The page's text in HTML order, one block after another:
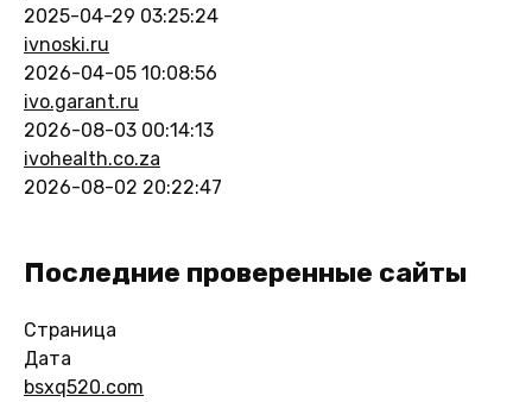
2025-04-29 03:25:24
ivnoski.ru
2026-04-05 10:08:56
ivo.garant.ru
2026-08-03 00:14:13
ivohealth.co.za
2026-08-02 20:22:47
Последние проверенные сайты
Страница
Дата
bsxq520.com